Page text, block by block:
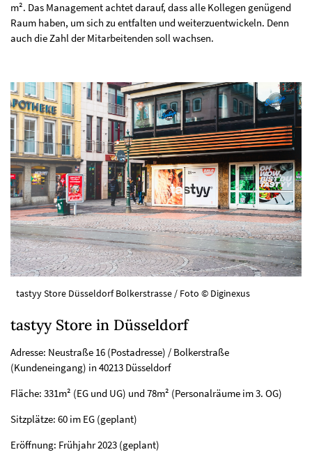
m². Das Management achtet darauf, dass alle Kollegen genügend
Raum haben, um sich zu entfalten und weiterzuentwickeln. Denn
auch die Zahl der Mitarbeitenden soll wachsen.
tastyy Store Düsseldorf Bolkerstrasse / Foto © Diginexus
tastyy Store in Düsseldorf
Adresse: Neustraße 16 (Postadresse) / Bolkerstraße
(Kundeneingang) in 40213 Düsseldorf
Fläche: 331m² (EG und UG) und 78m² (Personalräume im 3. OG)
Sitzplätze: 60 im EG (geplant)
Eröffnung: Frühjahr 2023 (geplant)